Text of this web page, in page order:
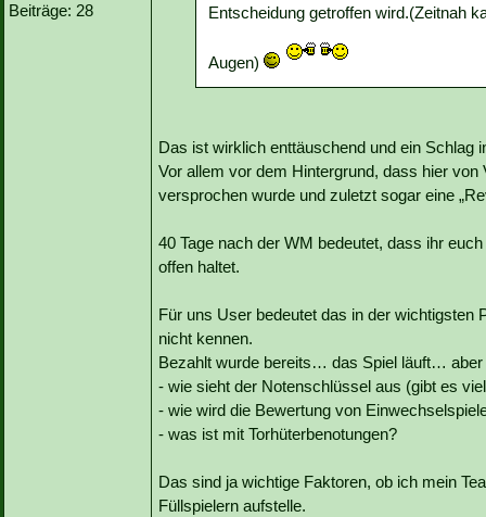
Beiträge: 28
Entscheidung getroffen wird.(Zeitnah
Augen)
Das ist wirklich enttäuschend und ein Schlag
Vor allem vor dem Hintergrund, dass hier
versprochen wurde und zuletzt sogar eine
40 Tage nach der WM bedeutet, dass ihr
offen haltet.
Für uns User bedeutet das in der wichtigsten
nicht kennen.
Bezahlt wurde bereits… das Spiel läuft… aber
- wie sieht der Notenschlüssel aus (gibt es
- wie wird die Bewertung von
- was ist mit Torhüterbenotungen?
Das sind ja wichtige Faktoren, ob ich mein
Füllspielern aufstelle.